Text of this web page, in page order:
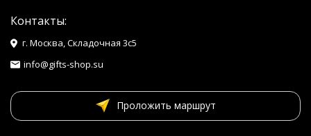
Контакты:
г. Москва, Складочная 3с5
info@gifts-shop.su
Проложить маршрут